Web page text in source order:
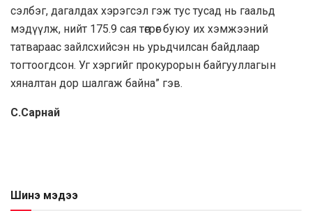
сэлбэг, дагалдах хэрэгсэл гэж тус тусад нь гаальд
мэдүүлж, нийт 175.9 сая төгрөг буюу их хэмжээний
татвараас зайлсхийсэн нь урьдчилсан байдлаар
тогтоогдсон. Уг хэргийг прокурорын байгууллагын
хяналтан дор шалгаж байна” гэв.
С.Сарнай
Шинэ мэдээ